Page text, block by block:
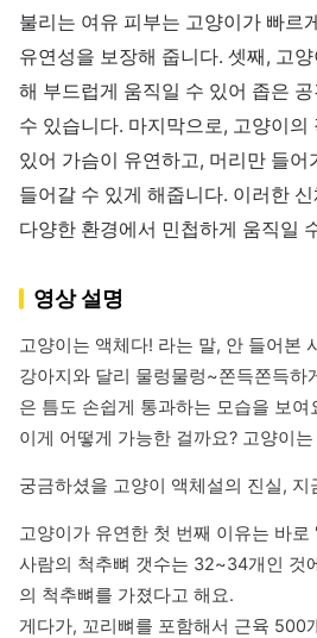
불리는 여유 피부는 고양이가 빠르
유연성을 보장해 줍니다. 셋째, 고
해 부드럽게 움직일 수 있어 좁은
수 있습니다. 마지막으로, 고양이의
있어 가슴이 유연하고, 머리만 들어
들어갈 수 있게 해줍니다. 이러한
다양한 환경에서 민첩하게 움직일
영상 설명
고양이는 액체다! 라는 말, 안 들어본
강아지와 달리 물렁물렁~쫀득쫀득하
은 틈도 손쉽게 통과하는 모습을 보여
이게 어떻게 가능한 걸까요? 고양이
궁금하셨을 고양이 액체설의 진실,
고양이가 유연한 첫 번째 이유는 바로
사람의 척추뼈 갯수는 32~34개인 것
의 척추뼈를 가졌다고 해요.
게다가, 꼬리뼈를 포함해서 근육 500